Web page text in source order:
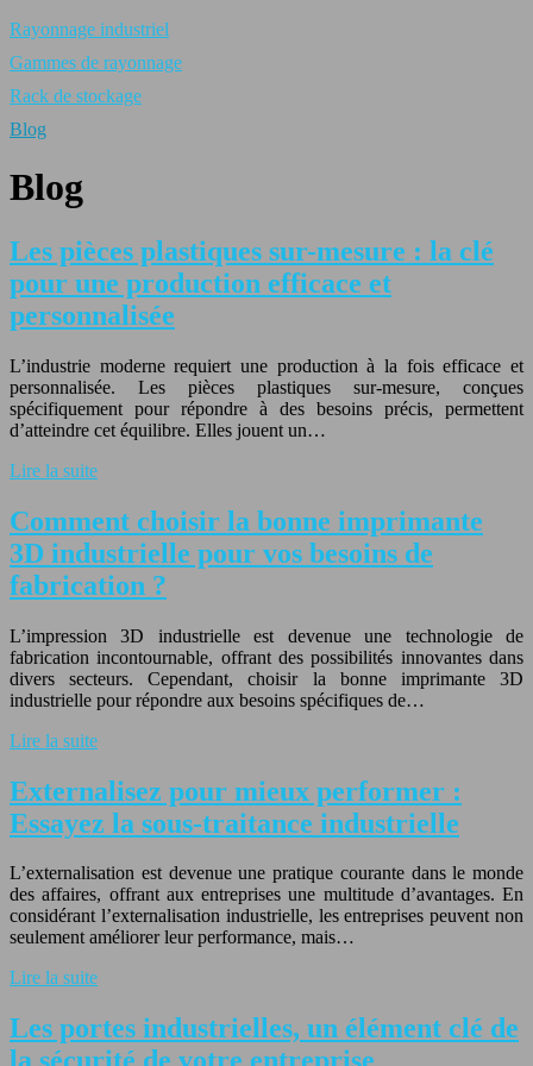
Rayonnage industriel
Gammes de rayonnage
Rack de stockage
Blog
Blog
Les pièces plastiques sur-mesure : la clé
pour une production efficace et
personnalisée
L’industrie moderne requiert une production à la fois efficace et
personnalisée. Les pièces plastiques sur-mesure, conçues
spécifiquement pour répondre à des besoins précis, permettent
d’atteindre cet équilibre. Elles jouent un…
Lire la suite
Comment choisir la bonne imprimante
3D industrielle pour vos besoins de
fabrication ?
L’impression 3D industrielle est devenue une technologie de
fabrication incontournable, offrant des possibilités innovantes dans
divers secteurs. Cependant, choisir la bonne imprimante 3D
industrielle pour répondre aux besoins spécifiques de…
Lire la suite
Externalisez pour mieux performer :
Essayez la sous-traitance industrielle
L’externalisation est devenue une pratique courante dans le monde
des affaires, offrant aux entreprises une multitude d’avantages. En
considérant l’externalisation industrielle, les entreprises peuvent non
seulement améliorer leur performance, mais…
Lire la suite
Les portes industrielles, un élément clé de